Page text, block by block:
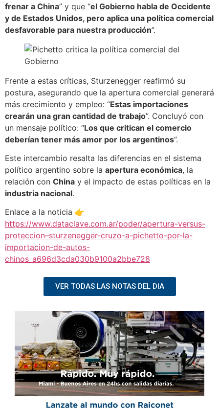
frenar a China” y que “el Gobierno habla de Occidente
y de Estados Unidos, pero aplica una política comercial
desfavorable para nuestra producción”.
Frente a estas críticas, Sturzenegger reafirmó su
postura, asegurando que la apertura comercial generará
más crecimiento y empleo: “Estas importaciones
crearán una gran cantidad de trabajo”. Concluyó con
un mensaje político: “Los que critican el comercio
deberían tener más amor por los argentinos”.
Este intercambio resalta las diferencias en el sistema
político argentino sobre la apertura económica, la
relación con China y el impacto de estas políticas en la
industria nacional.
Enlace a la noticia 👉
https://www.dataclave.com.ar/poder/apertura-versus-
proteccion–sturzenegger-cruzo-a-pichetto-por-la-
importacion-de-autos-
chinos_a696d3cda030b9100a2bbe728
VER TODAS LAS NOTAS DEL DIA